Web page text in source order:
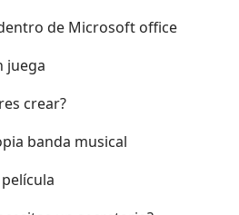
de Microsoft office
juega
crear?
banda musical